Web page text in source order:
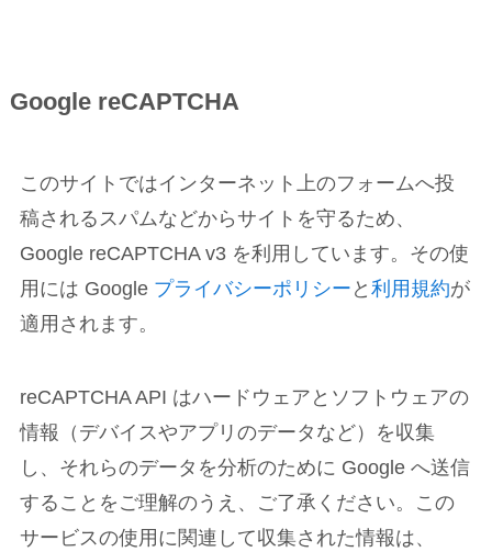
Google reCAPTCHA
このサイトではインターネット上のフォームへ投
稿されるスパムなどからサイトを守るため、
Google reCAPTCHA v3 を利用しています。その使
用には Google プライバシーポリシー と 利用規約が
適用されます。
reCAPTCHA API はハードウェアとソフトウェアの
情報（デバイスやアプリのデータなど）を収集
し、それらのデータを分析のために Google へ送信
することをご理解のうえ、ご了承ください。この
サービスの使用に関連して収集された情報は、